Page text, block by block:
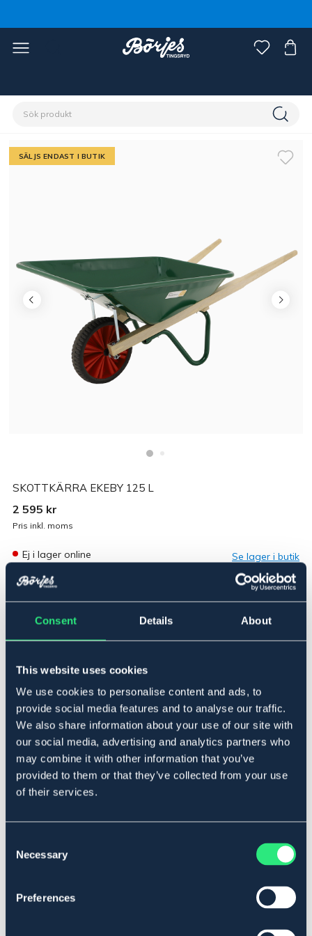
Consent Details About
This website uses cookies
We use cookies to personalise content and ads, to
provide social media features and to analyse our traffic.
We also share information about your use of our site with
our social media, advertising and analytics partners who
may combine it with other information that you’ve
provided to them or that they’ve collected from your use
of their services.
Selection
Necessary
Preferences
SÄLJS ENDAST I BUTIK
SKOTTKÄRRA EKEBY 125 L
2 595 kr
Pris inkl. moms
Ej i lager online Se lager i butik
och framkomlighet. Skalmarna är gjorda av trä som gör
att det är varmt och behagligt att hålla i. Skottkärran är
pulverlackerad för att skydda mot väder och vind samt
hålla länge.
Svensktillverkad Klassisk Ekebykärra
Träskalmar för ergonomiska lyft och rätt känsla
Pulverlackerad korg och rörunderrede
Levereras förmonterad med punkteringsfritt hjul
Rejäl volym på 125 liter och gedigen konstruktion
Recensioner